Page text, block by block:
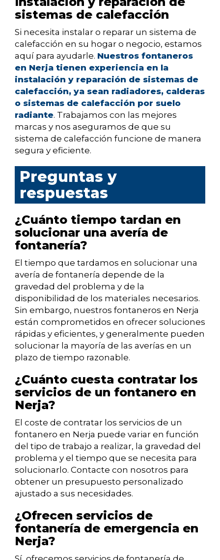
sistemas de calefacción
Si necesita instalar o reparar un sistema de
calefacción en su hogar o negocio, estamos
aquí para ayudarle. Nuestros fontaneros
en Nerja tienen experiencia en la
instalación y reparación de sistemas de
calefacción, ya sean radiadores, calderas
o sistemas de calefacción por suelo
radiante. Trabajamos con las mejores
marcas y nos aseguramos de que su
sistema de calefacción funcione de manera
segura y eficiente.
Preguntas y
respuestas
¿Cuánto tiempo tardan en
solucionar una avería de
fontanería?
El tiempo que tardamos en solucionar una
avería de fontanería depende de la
gravedad del problema y de la
disponibilidad de los materiales necesarios.
Sin embargo, nuestros fontaneros en Nerja
están comprometidos en ofrecer soluciones
rápidas y eficientes, y generalmente pueden
solucionar la mayoría de las averías en un
plazo de tiempo razonable.
¿Cuánto cuesta contratar los
servicios de un fontanero en
Nerja?
El coste de contratar los servicios de un
fontanero en Nerja puede variar en función
del tipo de trabajo a realizar, la gravedad del
problema y el tiempo que se necesita para
solucionarlo. Contacte con nosotros para
obtener un presupuesto personalizado
ajustado a sus necesidades.
¿Ofrecen servicios de
fontanería de emergencia en
Nerja?